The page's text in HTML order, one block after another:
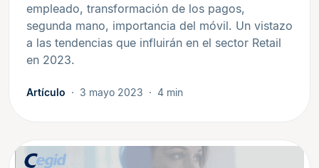
empleado, transformación de los pagos,
segunda mano, importancia del móvil. Un vistazo
a las tendencias que influirán en el sector Retail
en 2023.
Artículo 3 mayo 2023 4 min